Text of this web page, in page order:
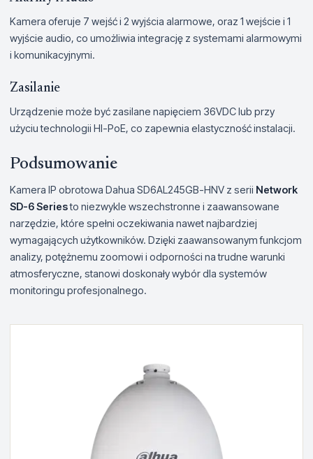
Kamera oferuje 7 wejść i 2 wyjścia alarmowe, oraz 1 wejście i 1
wyjście audio, co umożliwia integrację z systemami alarmowymi
i komunikacyjnymi.
Zasilanie
Urządzenie może być zasilane napięciem 36VDC lub przy
użyciu technologii HI-PoE, co zapewnia elastyczność instalacji.
Podsumowanie
Kamera IP obrotowa Dahua SD6AL245GB-HNV z serii Network
SD-6 Seriesto niezwykle wszechstronne i zaawansowane
narzędzie, które spełni oczekiwania nawet najbardziej
wymagających użytkowników. Dzięki zaawansowanym funkcjom
analizy, potężnemu zoomowi i odporności na trudne warunki
atmosferyczne, stanowi doskonały wybór dla systemów
monitoringu profesjonalnego.